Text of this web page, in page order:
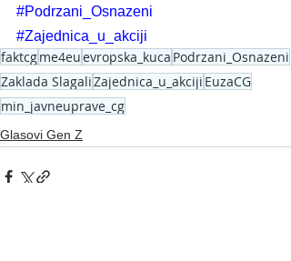
#Podrzani_Osnazeni
#Zajednica_u_akciji
faktcgme4euevropska_kuca Podrzani_Osnazeni
Zaklada SlagaliZajednica_u_akciji EuzaCG
min_javneuprave_cg
Glasovi Gen Z